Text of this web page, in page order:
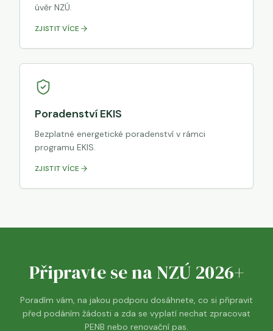
úvěr NZÚ.
ZJISTIT VÍCE
Poradenství EKIS
Bezplatné energetické poradenství v rámci
programu EKIS.
ZJISTIT VÍCE
Připravte se na NZÚ 2026+
Poradím vám, na jakou podporu dosáhnete, co si připravit
před podáním žádosti a zda se vyplatí nechat zpracovat
PENB nebo renovační pas.